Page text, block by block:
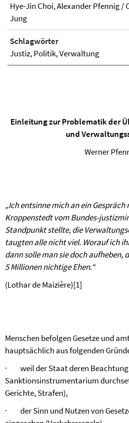
Hye-Jin Choi, Alexander Pfennig /
Jung
Schlagwörter
Justiz, Politik, Verwaltung
Einleitung zur Problematik der
und
Werner
„Ich entsinne mich an ein
Kroppenstedt vom Bundes-
Standpunkt stellte, die
taugten alle nicht viel. Worauf ich
dann solle man sie doch aufheben,
5 Millionen nichtige Ehen.“
(Lothar de Maizière)[1]
Menschen befolgen Gesetze und
hauptsächlich aus folgenden
·
weil der Staat deren
Sanktionsinstrumentarium
Gerichte, Strafen),
·
der Sinn und Nutzen von